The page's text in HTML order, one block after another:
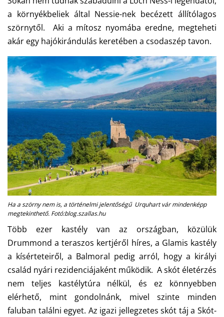
a környékbeliek által Nessie-nek becézett állítólagos
szörnytől. Aki a mítosz nyomába eredne, megteheti
akár egy hajókirándulás keretében a csodaszép tavon.
Ha a szörny nem is, a történelmi jelentőségű Urquhart vármindenképp
megtekinthető. Fotó:blog.szallas.hu
Több ezer kastély van az országban, közülük
Drummond a teraszos kertjéről híres, a Glamis kastély
a kísérteteiről, a Balmoral pedig arról, hogy a királyi
család nyári rezidenciájaként működik. A skót életérzés
nem teljes kastélytúra nélkül, és ez könnyebben
elérhető, mint gondolnánk, mivel szinte minden
faluban találni egyet. Az igazi jellegzetes skót táj a Skót-